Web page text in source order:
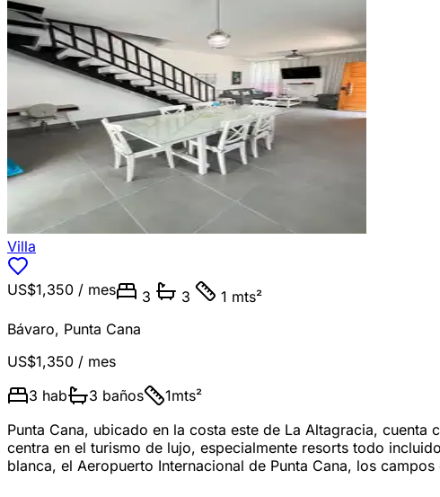
Villa
US$1,350 / mes 3 3
1 mts²
Bávaro, Punta Cana
US$1,350 / mes
3 hab 3 baños 1mts²
Punta Cana, ubicado en la costa este de La Altagracia,
centra en el turismo de lujo, especialmente resorts todo
blanca, el Aeropuerto Internacional de Punta Cana, los